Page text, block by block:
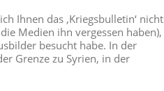
Ihnen das ‚Kriegsbulletin‘ nicht
Medien ihn vergessen haben),
besucht habe. In der
Grenze zu Syrien, in der